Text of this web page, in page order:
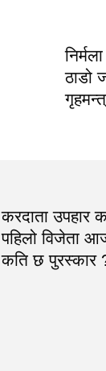
ठाडो
करदाता उपहार
पहिलो विजेता
कति छ पुरस्कार